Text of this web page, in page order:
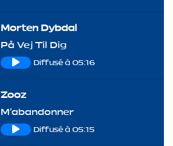
Morten Dybdal
På Vej Til Dig
Diffusé à 05:16
Zooz
M'abandonner
Diffusé à 05:15